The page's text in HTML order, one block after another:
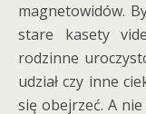
magnetowidów.
stare kasety
rodzinne
udział czy inne
się obejrzeć. A